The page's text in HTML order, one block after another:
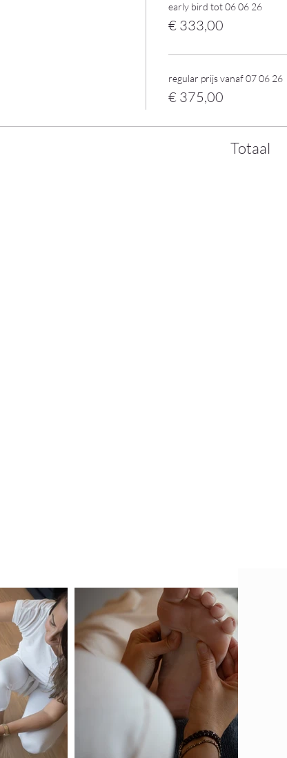
early bird tot 06 06 26
€ 333,00
regular prijs vanaf 07 06 26
€ 375,00
Totaal